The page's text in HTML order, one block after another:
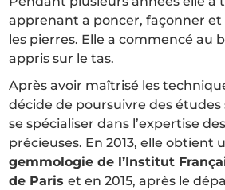
apprenant a poncer, façonner
les pierres. Elle a commencé au
appris sur le tas.
Après avoir maîtrisé les
décide de poursuivre des
se spécialiser dans l’expertise
précieuses. En 2013, elle obtient
gemmologie de l’Institut
de Pariset en 2015, après le